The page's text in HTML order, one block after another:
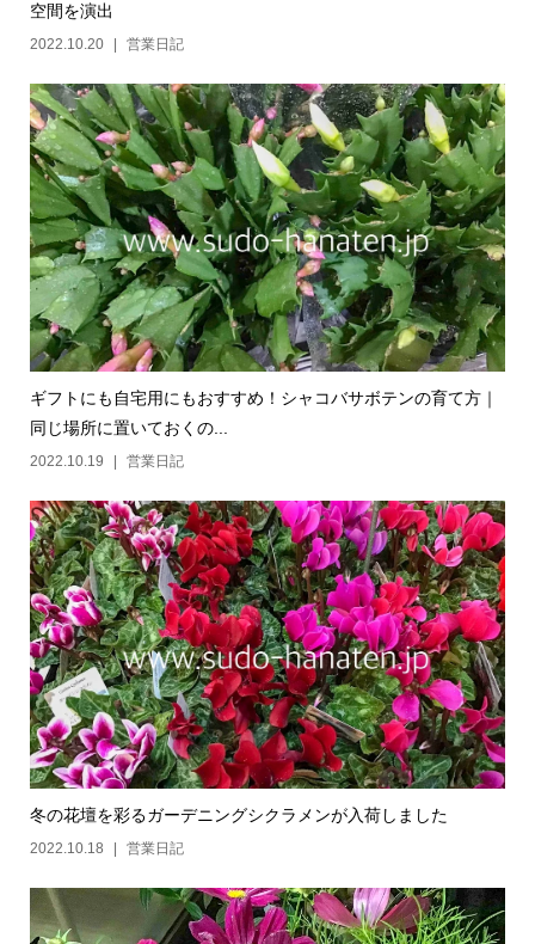
空間を演出
2022.10.20 営業日記
ギフトにも自宅用にもおすすめ！シャコバサボテンの育て方｜
同じ場所に置いておくの...
2022.10.19 営業日記
冬の花壇を彩るガーデニングシクラメンが入荷しました
2022.10.18 営業日記